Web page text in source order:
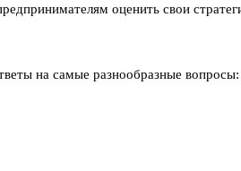
оценить свои
на самые разнообразные